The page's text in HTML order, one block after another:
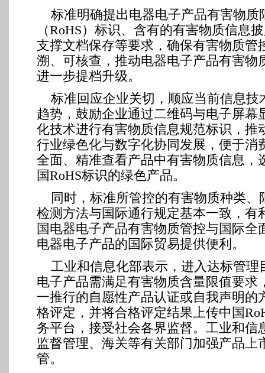
标准明确提出电器电子产品有害物质
（RoHS）标识、含有的有害物质信息
支撑文档保存等要求，确保有害物质管
溯、可核查，推动电器电子产品有害物
进一步提档升级。
标准回应企业关切，顺应当前信息技
趋势，鼓励企业通过二维码与电子屏幕
化技术进行有害物质信息规范标识，推
行业绿色化与数字化协同发展，便于消
全面、精准查看产品中有害物质信息，
国RoHS标识的绿色产品。
同时，标准所管控的有害物质种类、
检测方法与国际通行规定基本一致，有
国电器电子产品有害物质管控与国际全
电器电子产品的国际贸易提供便利。
工业和信息化部表示，进入达标管理
电子产品需满足有害物质含量限值要求
一推行的自愿性产品认证或自我声明的
格评定，并将合格评定结果上传中国
务平台，接受社会各界监督。工业和信
监督管理、海关等有关部门加强产品上
管。